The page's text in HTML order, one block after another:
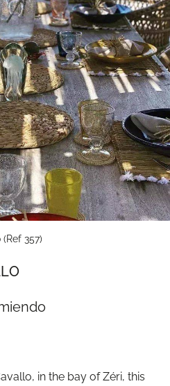
357)
in the bay of Zéri, this